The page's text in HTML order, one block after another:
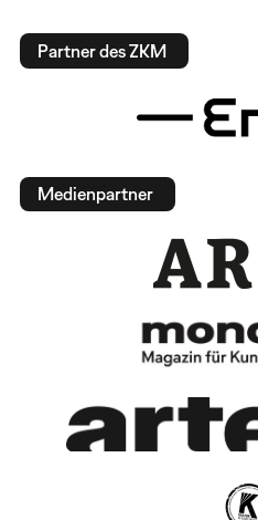
Partner des ZKM
Medienpartner